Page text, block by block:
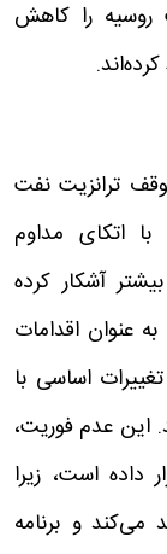
روسیه را کاهش
ترانزیت نفت
اتکای مداوم
آشکار کرده
به عنوان اقدامات
اساسی با
این عدم فوریت،
داده است، زیرا
می‌کند و برنامه